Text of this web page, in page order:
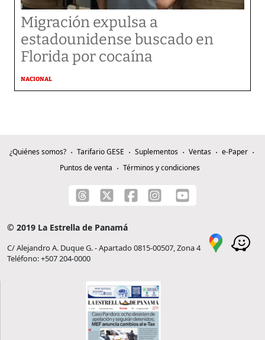
Migración expulsa a
estadounidense buscado en
Florida por cocaína
NACIONAL
¿Quiénes somos? Tarifario GESE Suplementos Ventas
e-Paper
Puntos de venta
Términos y condiciones
© 2019 La Estrella de Panamá
C/ Alejandro A. Duque G. - Apartado 0815-00507, Zona 4
Teléfono: +507 204-0000